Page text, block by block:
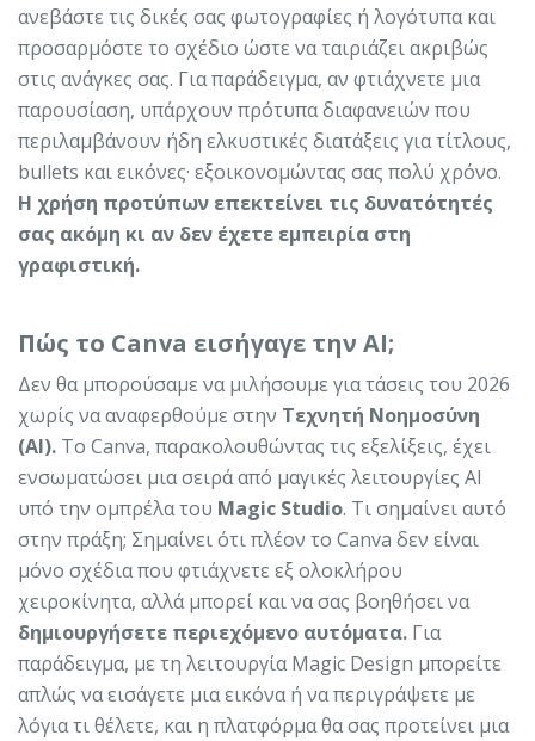
ανεβάστε τις δικές σας φωτογραφίες ή λογότυπα και
προσαρμόστε το σχέδιο ώστε να ταιριάζει ακριβώς
στις ανάγκες σας. Για παράδειγμα, αν φτιάχνετε μια
παρουσίαση, υπάρχουν πρότυπα διαφανειών που
περιλαμβάνουν ήδη ελκυστικές διατάξεις για τίτλους,
bullets και εικόνες· εξοικονομώντας σας πολύ χρόνο.
Η χρήση προτύπων επεκτείνει τις δυνατότητές
σας ακόμη κι αν δεν έχετε εμπειρία στη
γραφιστική.
Πώς το Canva εισήγαγε την AI;
Δεν θα μπορούσαμε να μιλήσουμε για τάσεις του 2026
χωρίς να αναφερθούμε στην Τεχνητή Νοημοσύνη
(AI). Το Canva, παρακολουθώντας τις εξελίξεις, έχει
ενσωματώσει μια σειρά από μαγικές λειτουργίες AI
υπό την ομπρέλα του Magic Studio. Τι σημαίνει αυτό
στην πράξη; Σημαίνει ότι πλέον το Canva δεν είναι
μόνο σχέδια που φτιάχνετε εξ ολοκλήρου
χειροκίνητα, αλλά μπορεί και να σας βοηθήσει να
δημιουργήσετε περιεχόμενο αυτόματα. Για
παράδειγμα, με τη λειτουργία Magic Design μπορείτε
απλώς να εισάγετε μια εικόνα ή να περιγράψετε με
λόγια τι θέλετε, και η πλατφόρμα θα σας προτείνει μια